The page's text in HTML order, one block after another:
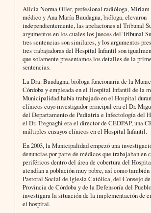
Alicia Norma Oller, profesional radióloga, Miriam
médico y Ana María Baudagna, bióloga, elevaron
independientemente, las apelaciones al Tribunal
argumentos en los cuales los jueces del Tribunal
tres sentencias son similares, y los argumentos
tres trabajadoras del Hospital Infantil son
que solamente presentamos los detalles de la
sentencias.
La Dra. Baudagna, bióloga funcionaria de la
Córdoba y empleada en el Hospital Infantil de la
Municipalidad había trabajado en el Hospital
clínicos cuyo investigador principal era el Dr.
del Departamento de Pediatría e Infectología del
el Dr. Tregnaghi era el director de CEDPAP, una
múltiples ensayos clínicos en el Hospital Infantil.
En 2003, la Municipalidad empezó una
denuncias por parte de médicos que trabajaban en
periféricos dentro del área de cobertura del
atendían a población muy pobre, así como
Pastoral Social de Iglesia Católica, del Consejo
Provincia de Córdoba y de la Defensoría del
investigara la situación de la implementación de
el hospital.